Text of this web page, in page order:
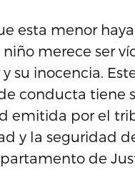
esta menor
merece ser
su inocencia.
conducta tiene
emitida por el
y la seguridad
de